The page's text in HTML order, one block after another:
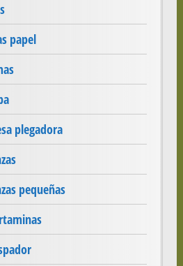
papel
plegadora
pequeñas